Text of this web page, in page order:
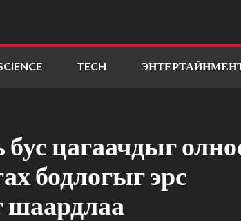
TECH
цагаачдыг
бодлогыг эрс
шаардлаа